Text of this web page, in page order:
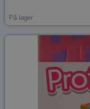
På lager